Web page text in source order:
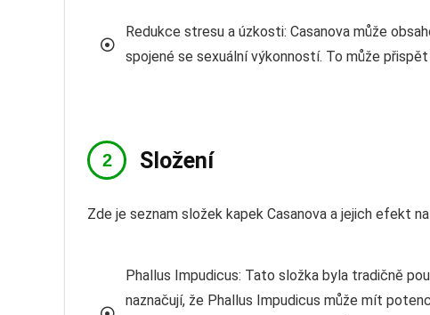
Redukce stresu a úzkosti: Casanova může
spojené se sexuální výkonností. To může
Složení
Zde je seznam složek kapek Casanova a jejich efekt
Phallus Impudicus: Tato složka byla tradičně
naznačují, že Phallus Impudicus může mít